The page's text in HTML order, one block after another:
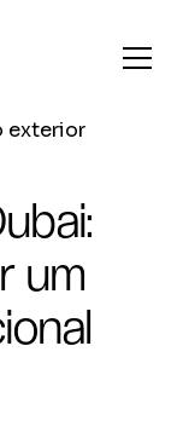
exterior
um